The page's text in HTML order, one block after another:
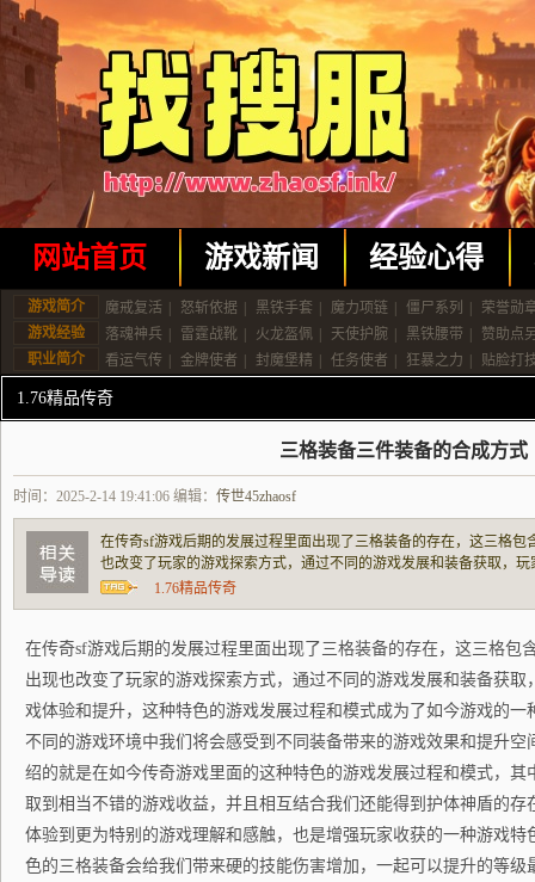
网站首页 游戏新闻 经验心得
游戏简介 魔戒复活 怒斩依据 黑铁手套 魔力项链 僵尸系列
荣誉勋
游戏经验
落魂神兵 雷霆战靴 火龙盔佩 天使护腕 黑铁腰带
赞助点
职业简介
看运气传 金牌使者 封魔堡精 任务使者 狂暴之力 贴脸打
1.76精品传奇
三格装备三件装备的合成方式
时间：2025-2-14 19:41:06 编辑： 传世45zhaosf
在传奇sf游戏后期的发展过程里面出现了三格装备的存在，这三格
也改变了玩家的游戏探索方式，通过不同的游戏发展和装备获取，
提升，这种特色的游戏发展过程和模式成为了如今游戏的一种全新
受到不同装备带来的游戏效果和提升空间，而
1.76精品传奇
在传奇sf游戏后期的发展过程里面出现了三格装备的存在，这三格包
出现也改变了玩家的游戏探索方式，通过不同的游戏发展和装备获
戏体验和提升，这种特色的游戏发展过程和模式成为了如今游戏的一
不同的游戏环境中我们将会感受到不同装备带来的游戏效果和提升
绍的就是在如今传奇游戏里面的这种特色的游戏发展过程和模式，
取到相当不错的游戏收益，并且相互结合我们还能得到护体神盾的
体验到更为特别的游戏理解和感触，也是增强玩家收获的一种游戏
色的三格装备会给我们带来硬的技能伤害增加，一起可以提升的等级